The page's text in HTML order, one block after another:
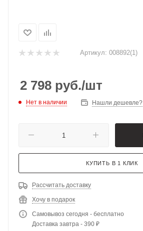
Артикул: 008892(1)
2 798 руб./шт
Нет в наличии Нашли дешевле?
КУПИТЬ В 1 КЛИК
Рассчитать доставку
Хочу в подарок
Самовывоз сегодня - бесплатно
Доставка завтра - 390 ₽